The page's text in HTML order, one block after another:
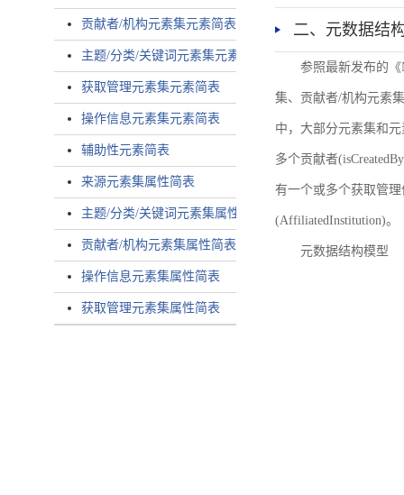
贡献者/机构元素集元素简表
主题/分类/关键词元素集元素简表
获取管理元素集元素简表
操作信息元素集元素简表
辅助性元素简表
来源元素集属性简表
主题/分类/关键词元素集属性简表
贡献者/机构元素集属性简表
操作信息元素集属性简表
获取管理元素集属性简表
二、元数据结
参照最新发布的
集、贡献者/机构元素
中，大部分元素集和
多个贡献者
有一个或多个获取管理
(AffiliatedInstitution)。
元数据结构模型